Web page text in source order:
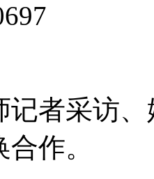
记者采访
作。